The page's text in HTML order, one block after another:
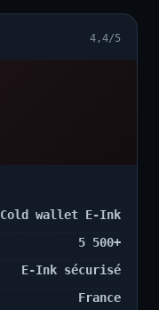
4,4/5
Cold wallet E-Ink
5 500+
E-Ink sécurisé
France